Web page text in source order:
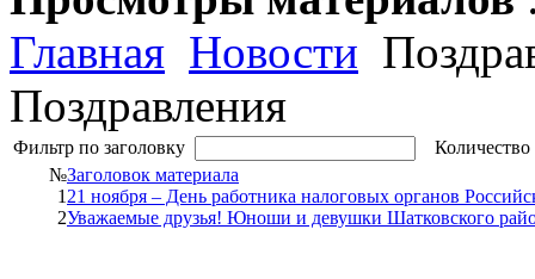
Главная Новости
Поздравления
Фильтр по заголовку
№Заголовок материала
1 21 ноября – День работника налоговых органов
2Уважаемые друзья! Юноши и девушки Шатковского